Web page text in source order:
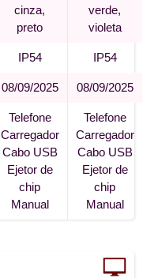
cinza,
preto
verde,
violeta
IP54 IP54
08/09/2025 08/09/2025
Telefone
Carregador
Cabo USB
Ejetor de
chip
Manual
Telefone
Carregador
Cabo USB
Ejetor de
chip
Manual